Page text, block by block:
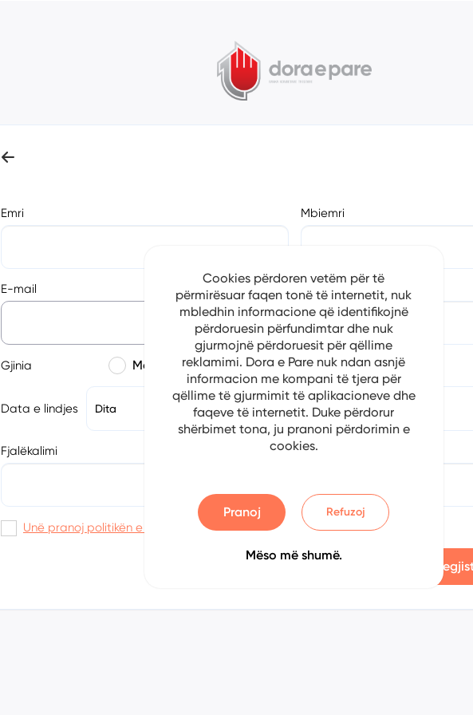
Emri Mbiemri
E-mail Numri i Telefonit
Gjinia Mashkull Femër
Data e lindjes Dita Muaji
Fjalëkalimi Konfirmoni fjalëkalimin
Unë pranoj politikën e privatësisë
Cookies përdoren vetëm për të
përmirësuar faqen tonë të internetit, nuk
mbledhin informacione që identifikojnë
përdoruesin përfundimtar dhe nuk
gjurmojnë përdoruesit për qëllime
reklamimi. Dora e Pare nuk ndan asnjë
informacion me kompani të tjera për
qëllime të gjurmimit të aplikacioneve dhe
faqeve të internetit. Duke përdorur
shërbimet tona, ju pranoni përdorimin e
cookies.
Pranoj Refuzoj
Mëso më shumë.